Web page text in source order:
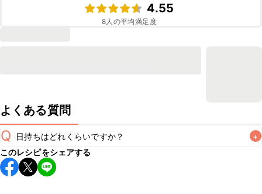
4.55
8人の平均満足度
よくある質問
Q 日持ちはどれくらいですか？ +
保存期間は冷蔵で当日中が目安です。なるべくお早めにお召
し上がりください。
このレシピをシェアする